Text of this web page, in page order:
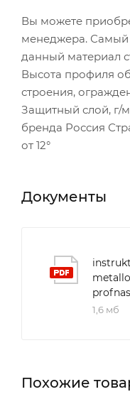
Вы можете
менеджера. Самый
данный материал
Высота профиля
строения,
Защитный слой, г/
бренда Россия
от 12°
Документы
1,6 мб
Похожие